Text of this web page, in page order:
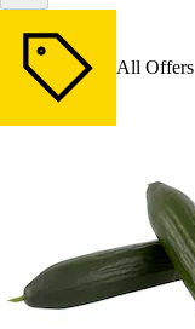
All Offers